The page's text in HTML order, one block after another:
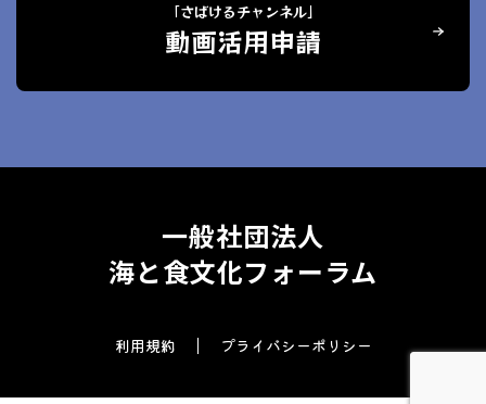
「さばけるチャンネル」
動画活用申請
一般社団法人
海と食文化フォーラム
利用規約 プライバシーポリシー